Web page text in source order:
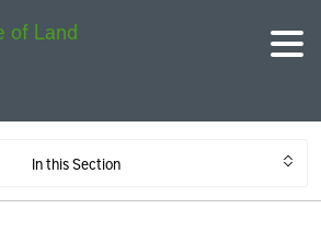
In this Section